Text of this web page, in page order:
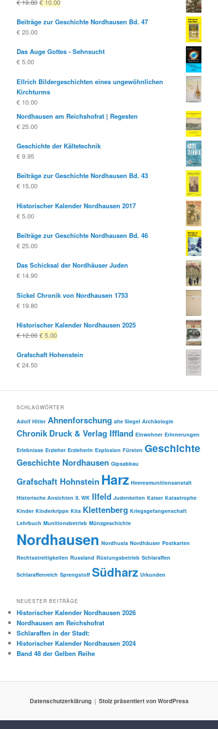
€ 10.00€ 4.00.
€19.80
war:
€ 10.00
ist:
Beiträge zur Geschichte Nordhausen Bd. 47
€ 20.00
Das Auge Gottes - Sehnsucht
€ 5.00
Ellrich Bildergeschichten eines ungewöhnlichen
Kirchturms
€ 10.00
Nordhausen am Reichshofrat | Regesten
€ 25.00
Geschichte der Kältetechnik
€ 9.95
Beiträge zur Geschichte Nordhausen Bd. 43
€ 15.00
Historischer Kalender Nordhausen 2017
€ 5.00
Beiträge zur Geschichte Nordhausen Bd. 46
€ 25.00
Das Schicksal der Nordhäuser Juden
€ 14.90
Sickel Chronik von Nordhausen 1753
€ 19.80
Historischer Kalender Nordhausen 2025
€12.00 Ursprünglicher
war:
€ 5.00Aktueller
ist:
Grafschaft Hohenstein
€ 24.50
SCHLAGWÖRTER
Adolf Hitler Ahnenforschung alte Siegel Archäologie
Chronik Druck & Verlag Iffland Einwohner Erinnerungen
Erlebnisse Erzieher Erzieherin Explosion Fürsten Geschichte
Geschichte Nordhausen Gipsabbau
Grafschaft Hohnstein Harz Heeresmunitionsanstalt
Historische Ansichten II. WK Ilfeld Judenkeiten Kaiser Katastrophe
Kinder Kinderkrippe Kita Klettenberg Kriegsgefangenschaft
Lehrbuch Munitionsbetrieb Münzgeschichte
Nordhausen Nordhusia Nordhäuser Postkarten
Rechtsstreitigkeiten Russland Rüstungsbetrieb Schlaraffen
Schlaraffenreich Sprengstoff Südharz Urkunden
NEUESTER BEITRÄGE
Historischer Kalender Nordhausen 2026
Nordhausen am Reichshofrat
Schlaraffen in der Stadt:
Historischer Kalender Nordhausen 2024
Band 48 der Gelben Reihe
Datenschutzerklärung Stolz präsentiert von WordPress